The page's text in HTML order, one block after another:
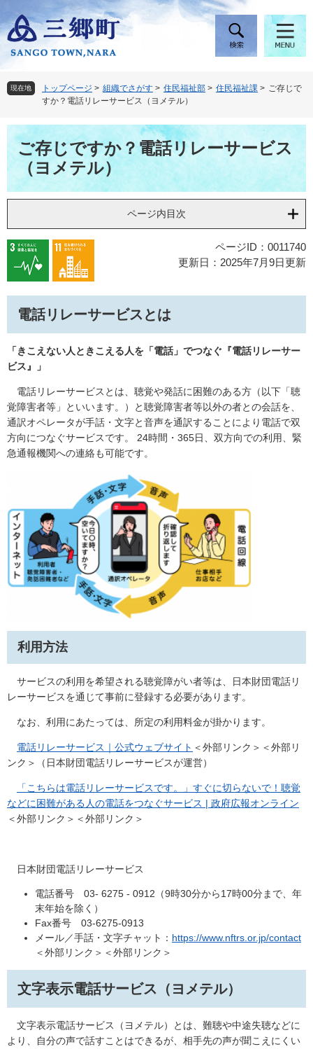
ー
ジ
頭
で
。
ニ
ュ
飛
ば
て
へ
現在地 トップページ > 組織でさがす > 住民福祉部 > 住民福祉課 > ご存じで
すか？電話リレーサービス（ヨメテル）
ご存じですか？電話リレーサービス
（ヨメテル）
ページ内目次
ページID：0011740
更新日：2025年7月9日更新
電話リレーサービスとは
「きこえない人ときこえる人を「電話」でつなぐ『電話リレーサー
ビス』」
電話リレーサービスとは、聴覚や発話に困難のある方（以下「聴
覚障害者等」といいます。）と聴覚障害者等以外の者との会話を、
通訳オペレータが手話・文字と音声を通訳することにより電話で双
方向につなぐサービスです。 24時間・365日、双方向での利用、緊
急通報機関への連絡も可能です。
利用方法
サービス​の利用を希望される聴覚障がい者等は、日本財団電話リ
レーサービスを通じて事前に登録する必要があります。
なお、利用にあたっては、所定の利用料金が掛かります。
電話リレーサービス｜公式ウェブサイト ＜外部リンク＞ ＜外部リ
ンク＞（日本財団電話リレーサービスが運営）
「こちらは電話リレーサービスです。」すぐに切らないで！聴覚
などに困難がある人の電話をつなぐサービス | 政府広報オンライン
＜外部リンク＞ ＜外部リンク＞
日本財団電話リレーサービス
電話番号 03- 6275 - 0912（9時30分から17時00分まで、年
末年始を除く）
Fax番号 03-6275-0913
メール／手話・文字チャット： https://www.nftrs.or.jp/contact
＜外部リンク＞ ＜外部リンク＞
文字表示電話サービス（ヨメテル）
文字表示電話サービス（ヨメテル）とは、難聴や中途失聴などに
より、自分の声で話すことはできるが、相手先の声が聞こえにくい